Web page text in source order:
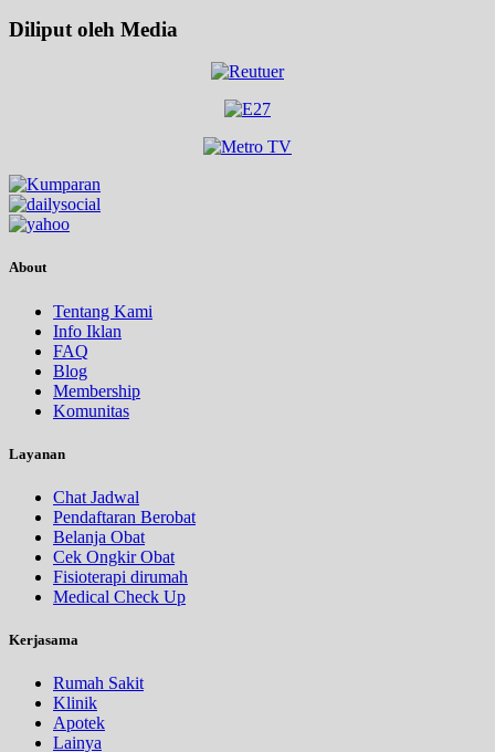
Diliput oleh Media
About
Tentang Kami
Info Iklan
FAQ
Blog
Membership
Komunitas
Layanan
Chat Jadwal
Pendaftaran Berobat
Belanja Obat
Cek Ongkir Obat
Fisioterapi dirumah
Medical Check Up
Kerjasama
Rumah Sakit
Klinik
Apotek
Lainya